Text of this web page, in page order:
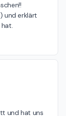
und erklärt
und hat uns